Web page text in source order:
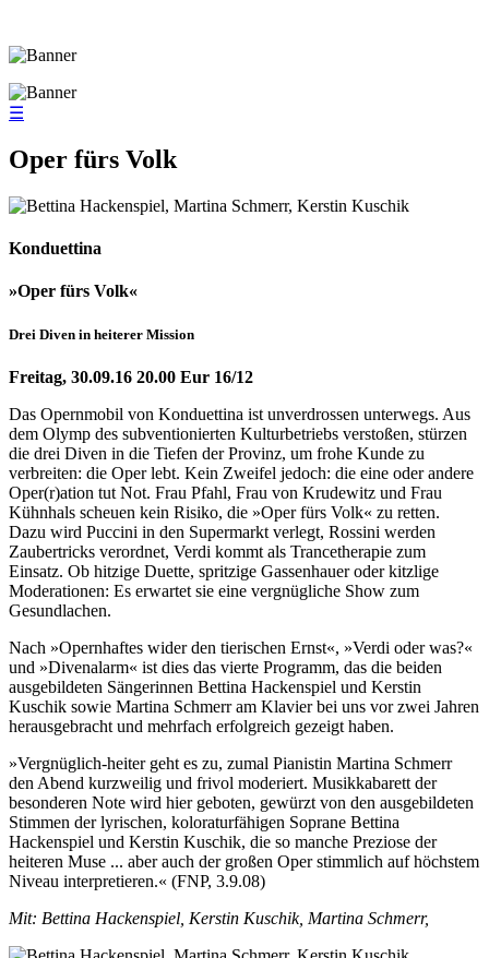
☰
Oper fürs Volk
Konduettina
»Oper fürs Volk«
Drei Diven in heiterer Mission
Freitag, 30.09.16 20.00 Eur 16/12
Das Opernmobil von Konduettina ist unverdrossen unterwegs. Aus
dem Olymp des subventionierten Kulturbetriebs verstoßen, stürzen
die drei Diven in die Tiefen der Provinz, um frohe Kunde zu
verbreiten: die Oper lebt. Kein Zweifel jedoch: die eine oder andere
Oper(r)ation tut Not. Frau Pfahl, Frau von Krudewitz und Frau
Kühnhals scheuen kein Risiko, die »Oper fürs Volk« zu retten.
Dazu wird Puccini in den Supermarkt verlegt, Rossini werden
Zaubertricks verordnet, Verdi kommt als Trancetherapie zum
Einsatz. Ob hitzige Duette, spritzige Gassenhauer oder kitzlige
Moderationen: Es erwartet sie eine vergnügliche Show zum
Gesundlachen.
Nach »Opernhaftes wider den tierischen Ernst«, »Verdi oder was?«
und »Divenalarm« ist dies das vierte Programm, das die beiden
ausgebildeten Sängerinnen Bettina Hackenspiel und Kerstin
Kuschik sowie Martina Schmerr am Klavier bei uns vor zwei Jahren
herausgebracht und mehrfach erfolgreich gezeigt haben.
»Vergnüglich-heiter geht es zu, zumal Pianistin Martina Schmerr
den Abend kurzweilig und frivol moderiert. Musikkabarett der
besonderen Note wird hier geboten, gewürzt von den ausgebildeten
Stimmen der lyrischen, koloraturfähigen Soprane Bettina
Hackenspiel und Kerstin Kuschik, die so manche Preziose der
heiteren Muse ... aber auch der großen Oper stimmlich auf höchstem
Niveau interpretieren.« (FNP, 3.9.08)
Mit: Bettina Hackenspiel, Kerstin Kuschik, Martina Schmerr,